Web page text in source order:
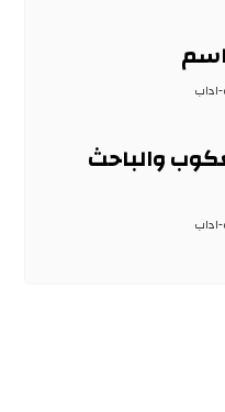
اداب
والباحث
اداب